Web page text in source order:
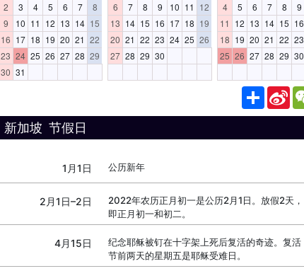
2
3 4 5 6 7
8
9
10 11 12 13 14 15
16 17 18 19 20 21 22
23 24 25 26 27 28 29
30 31
6
7 8 9 10 11 12
13 14 15 16 17 18 19
20 21 22 23 24 25 26
27 28 29 30
4
5 6 7 8 9
11 12 13 14 15 16
18 19 20 21 22 23
25 26 27 28 29 30
分
享
S
n
W
o
新加坡 节假日
1月1日 公历新年
2月1日–2日
2022年农历正月初一是公历2月1日。放假2天，
即正月初一和初二。
4月15日
纪念耶稣被钉在十字架上死后复活的奇迹。复活
节前两天的星期五是耶稣受难日。